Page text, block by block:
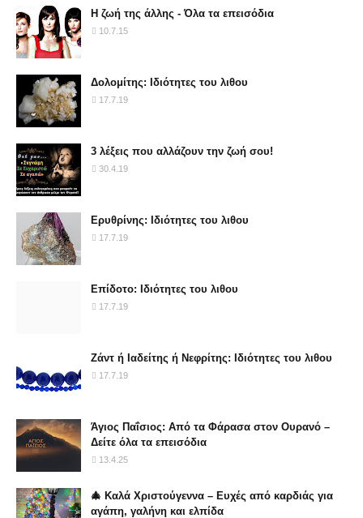
Η ζωή της άλλης - Όλα τα επεισόδια
10.7.15
Δολομίτης: Ιδιότητες του λιθου
17.7.19
3 λέξεις που αλλάζουν την ζωή σου!
30.4.19
Ερυθρίνης: Ιδιότητες του λιθου
17.7.19
Επίδοτο: Ιδιότητες του λιθου
17.7.19
Ζάντ ή Ιαδείτης ή Νεφρίτης: Ιδιότητες του λιθου
17.7.19
Άγιος Παΐσιος: Από τα Φάρασα στον Ουρανό –
Δείτε όλα τα επεισόδια
13.4.25
🎄 Καλά Χριστούγεννα – Ευχές από καρδιάς για
αγάπη, γαλήνη και ελπίδα